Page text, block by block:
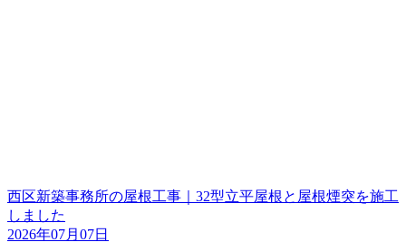
西区新築事務所の屋根工事｜32型立平屋根と屋根煙突を施工
しました
2026年07月07日